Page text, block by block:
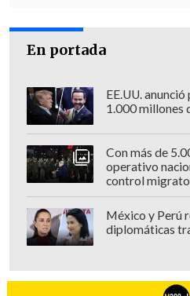
En portada
EE.UU.
1.000 millones
Con más de
operativo
control
México y Perú
diplomáticas